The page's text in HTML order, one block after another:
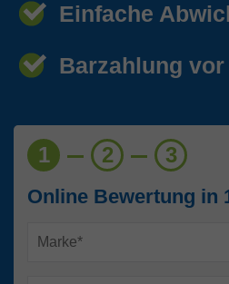
Einfache
Barzahlung
1 2 3
Online Bewertung in